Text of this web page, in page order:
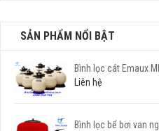
SẢN PHẨM NỔI BẬT
Bình lọc cát Emaux
Liên hệ
Bình lọc bể bơi van